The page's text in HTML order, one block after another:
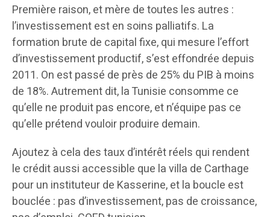
Première raison, et mère de toutes les autres :
l’investissement est en soins palliatifs. La
formation brute de capital fixe, qui mesure l’effort
d’investissement productif, s’est effondrée depuis
2011. On est passé de près de 25% du PIB à moins
de 18%. Autrement dit, la Tunisie consomme ce
qu’elle ne produit pas encore, et n’équipe pas ce
qu’elle prétend vouloir produire demain.
Ajoutez à cela des taux d’intérêt réels qui rendent
le crédit aussi accessible que la villa de Carthage
pour un instituteur de Kasserine, et la boucle est
bouclée : pas d’investissement, pas de croissance,